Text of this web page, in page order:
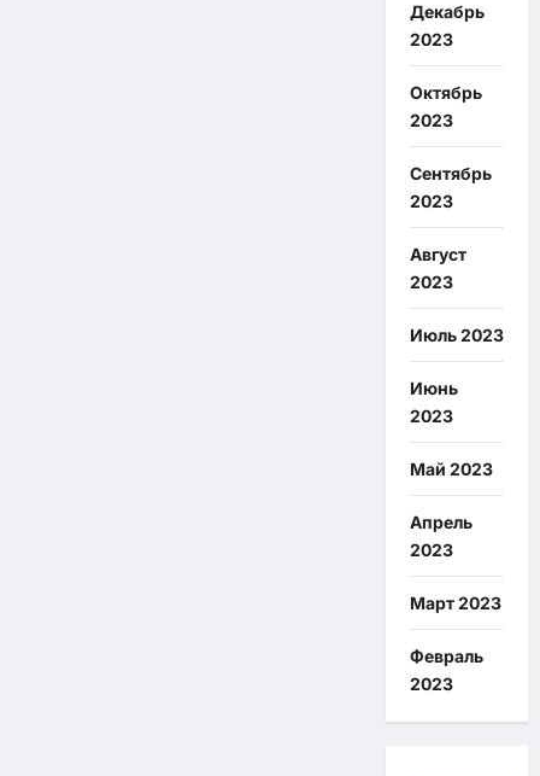
Декабрь
2023
Октябрь
2023
Сентябрь
2023
Август
2023
Июль 2023
Июнь
2023
Май 2023
Апрель
2023
Март 2023
Февраль
2023